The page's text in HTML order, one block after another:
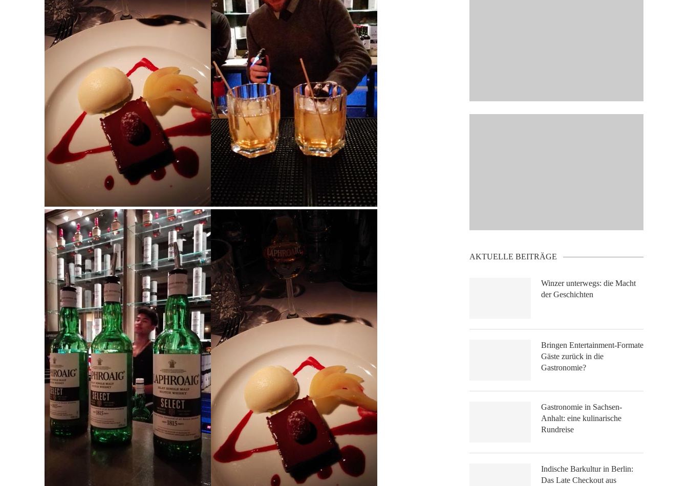
AKTUELLE BEITRÄGE
Winzer unterwegs: die Macht
der Geschichten
Bringen Entertainment-Formate
Gäste zurück in die
Gastronomie?
Gastronomie in Sachsen-
Anhalt: eine kulinarische
Rundreise
Indische Barkultur in Berlin:
Das Late Checkout aus